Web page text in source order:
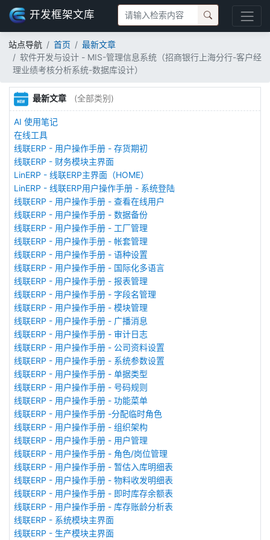
开发框架文库
站点导航 首页
最新文章
软件开发与设计 - MIS-管理信息系统（招商银行上海分行-客户经
理业绩考核分析系统-数据库设计）
最新文章 (全部类别)
AI 使用笔记
在线工具
线联ERP - 用户操作手册 - 存货期初
线联ERP - 财务模块主界面
LinERP - 线联ERP主界面（HOME）
LinERP - 线联ERP用户操作手册 - 系统登陆
线联ERP - 用户操作手册 - 查看在线用户
线联ERP - 用户操作手册 - 数据备份
线联ERP - 用户操作手册 - 工厂管理
线联ERP - 用户操作手册 - 帐套管理
线联ERP - 用户操作手册 - 语种设置
线联ERP - 用户操作手册 - 国际化多语言
线联ERP - 用户操作手册 - 报表管理
线联ERP - 用户操作手册 - 字段名管理
线联ERP - 用户操作手册 - 模块管理
线联ERP - 用户操作手册 - 广播消息
线联ERP - 用户操作手册 - 审计日志
线联ERP - 用户操作手册 - 公司资料设置
线联ERP - 用户操作手册 - 系统参数设置
线联ERP - 用户操作手册 - 单据类型
线联ERP - 用户操作手册 - 号码规则
线联ERP - 用户操作手册 - 功能菜单
线联ERP - 用户操作手册 -分配临时角色
线联ERP - 用户操作手册 - 组织架构
线联ERP - 用户操作手册 - 用户管理
线联ERP - 用户操作手册 - 角色/岗位管理
线联ERP - 用户操作手册 - 暂估入库明细表
线联ERP - 用户操作手册 - 物料收发明细表
线联ERP - 用户操作手册 - 即时库存余额表
线联ERP - 用户操作手册 - 库存账龄分析表
线联ERP - 系统模块主界面
线联ERP - 生产模块主界面